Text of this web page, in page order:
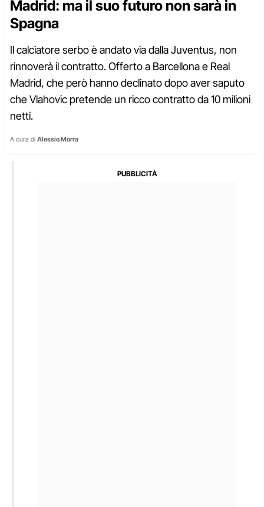
Madrid: ma il suo futuro non sarà in
Spagna
Il calciatore serbo è andato via dalla Juventus, non
rinnoverà il contratto. Offerto a Barcellona e Real
Madrid, che però hanno declinato dopo aver saputo
che Vlahovic pretende un ricco contratto da 10 milioni
netti.
A cura di Alessio Morra